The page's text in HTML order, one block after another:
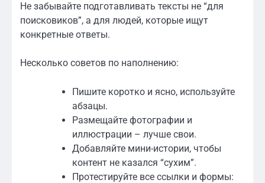
Не забывайте подготавливать тексты не “для
поисковиков”, а для людей, которые ищут
конкретные ответы.
Несколько советов по наполнению:
Пишите коротко и ясно, используйте
абзацы.
Размещайте фотографии и
иллюстрации – лучше свои.
Добавляйте мини-истории, чтобы
контент не казался “сухим”.
Протестируйте все ссылки и формы: